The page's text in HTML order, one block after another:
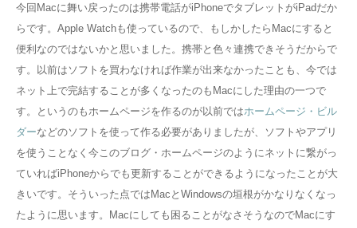
今回Macに舞い戻ったのは携帯電話がiPhoneでタブレットがiPadだか
らです。Apple Watchも使っているので、もしかしたらMacにすると
便利なのではないかと思いました。携帯と色々連携できそうだからで
す。以前はソフトを買わなければ作業が出来なかったことも、今では
ネット上で完結することが多くなったのもMacにした理由の一つで
す。というのもホームページを作るのが以前ではホームページ・ビル
ダーなどのソフトを使って作る必要がありましたが、ソフトやアプリ
を使うことなく今このブログ・ホームページのようにネットに繋がっ
ていればiPhoneからでも更新することができるようになったことが大
きいです。そういった点ではMacとWindowsの垣根がかなりなくなっ
たように思います。Macにしても困ることがなさそうなのでMacにす